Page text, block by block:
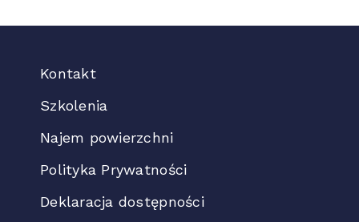
Kontakt
Szkolenia
Najem powierzchni
Polityka Prywatności
Deklaracja dostępności